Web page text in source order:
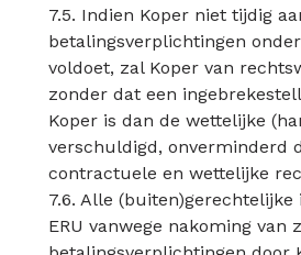
7.5. Indien Koper niet tijdig
betalingsverplichtingen
voldoet, zal Koper van
zonder dat een
Koper is dan de wettelijke
verschuldigd, onverminderd
contractuele en wettelijke
7.6. Alle (buiten)gerechtelijke
ERU vanwege nakoming van